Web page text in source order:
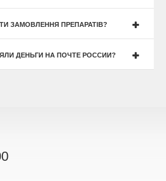
ЗАМОВЛЕННЯ ПРЕПАРАТІВ?
ДЕНЬГИ НА ПОЧТЕ РОССИИ?